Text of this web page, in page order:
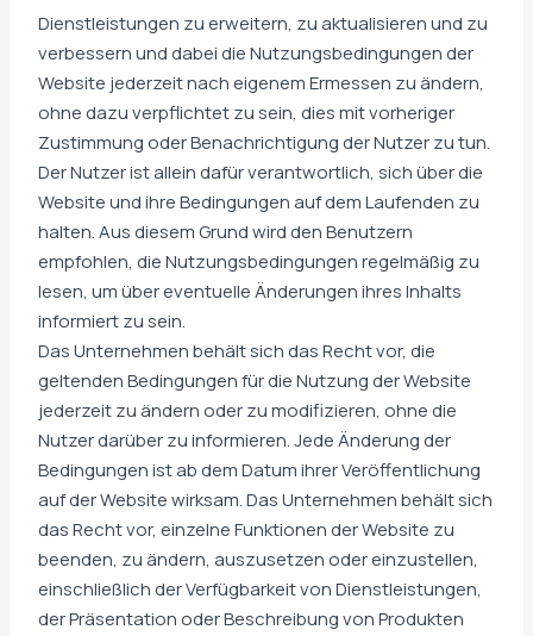
Dienstleistungen zu erweitern, zu aktualisieren und zu
verbessern und dabei die Nutzungsbedingungen der
Website jederzeit nach eigenem Ermessen zu ändern,
ohne dazu verpflichtet zu sein, dies mit vorheriger
Zustimmung oder Benachrichtigung der Nutzer zu tun.
Der Nutzer ist allein dafür verantwortlich, sich über die
Website und ihre Bedingungen auf dem Laufenden zu
halten. Aus diesem Grund wird den Benutzern
empfohlen, die Nutzungsbedingungen regelmäßig zu
lesen, um über eventuelle Änderungen ihres Inhalts
informiert zu sein.
Das Unternehmen behält sich das Recht vor, die
geltenden Bedingungen für die Nutzung der Website
jederzeit zu ändern oder zu modifizieren, ohne die
Nutzer darüber zu informieren. Jede Änderung der
Bedingungen ist ab dem Datum ihrer Veröffentlichung
auf der Website wirksam. Das Unternehmen behält sich
das Recht vor, einzelne Funktionen der Website zu
beenden, zu ändern, auszusetzen oder einzustellen,
einschließlich der Verfügbarkeit von Dienstleistungen,
der Präsentation oder Beschreibung von Produkten